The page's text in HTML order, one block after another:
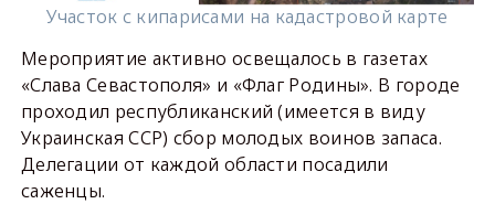
Участок с кипарисами на кадастровой карте
Мероприятие активно освещалось в газетах
«Слава Севастополя» и «Флаг Родины». В городе
проходил республиканский (имеется в виду
Украинская ССР) сбор молодых воинов запаса.
Делегации от каждой области посадили
саженцы.